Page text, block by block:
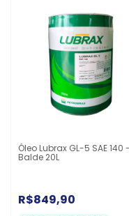
Óleo Lubrax GL-5 SAE 140 -
Balde 20L
R$849,90